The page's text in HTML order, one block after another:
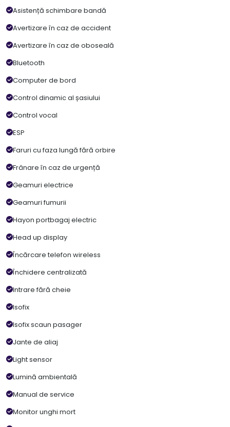
Asistență schimbare bandă
Avertizare în caz de accident
Avertizare în caz de oboseală
Bluetooth
Computer de bord
Control dinamic al șasiului
Control vocal
ESP
Faruri cu faza lungă fără orbire
Frânare în caz de urgență
Geamuri electrice
Geamuri fumurii
Hayon portbagaj electric
Head up display
Încărcare telefon wireless
Închidere centralizată
Intrare fără cheie
Isofix
Isofix scaun pasager
Jante de aliaj
Light sensor
Lumină ambientală
Manual de service
Monitor unghi mort